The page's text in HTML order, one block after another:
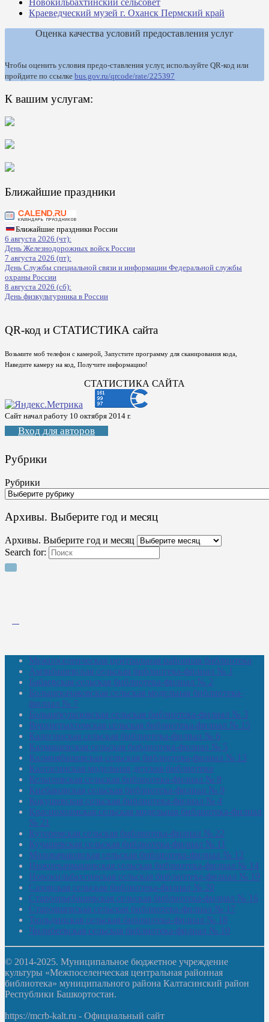
Новокильбахтинский сельсовет
Краеведческий музей г. Оханск Пермский край
Оценка качества условий предоставления услуг
Чтобы оценить условия предо-ставления услуг, используйте QR-код или
пройдите по ссылке bus.gov.ru/qrcode/rate/225397
К вашим услугам:
Ближайшие праздники
Ближайшие праздники России
6 августа 2026 (чт):
День Железнодорожных войск России
7 августа 2026 (пт):
День Службы специальной связи и информации Федеральной службы
охраны России
8 августа 2026 (сб):
День физкультурника в России
QR-код и СТАТИСТИКА сайта
Возьмите моб телефон с камерой, Запустите программу для сканирования кода,
Наведите камеру на код, Получите информацию!
СТАТИСТИКА САЙТА
Сайт начал работу 10 октября 2014 г.
Вход для авторов
Рубрики
Рубрики
Архивы. Выберите год и месяц
Архивы. Выберите год и месяц
Search for:
Межпоселенческая центральная районная библиотека
Амзибашевская сельская библиотека-филиал № 1
Бабаевская сельская библиотека-филиал № 2
Большекачаковская сельская модельная библиотека-
филиал № 7
Большекуразовская сельская библиотека-филиал № 3
Верхнетыхтемская сельская библиотека-филиал № 15
Калегинская сельская библиотека-филиал № 6
Калмашевская сельская библиотека-филиал № 5
Калмиябашевская сельская библиотека-филиал № 13
Калтасинская модельная детская библиотека
Кельтеевская сельская библиотека-филиал № 8
Киебаковская сельская библиотека-филиал № 9
Кокушевская сельская библиотека-филиал № 4
Краснохолмская сельская модельная библиотека-филиал
№ 21
Кутеремская сельская библиотека-филиал № 22
Кучашевская сельская библиотека-филиал № 11
Малокачаковская сельская библиотека-филиал № 12
Нижнекачмашевская сельская библиотека-филиал № 14
Новокильбахтинская сельская библиотека-филиал № 19
Сазовская сельская библиотека-филиал № 20
Староорьебашевская сельская библиотека-филиал № 16
Старояшевская сельская библиотека-филиал № 17
Тюльдинская сельская библиотека-филиал № 18
Чилибеевская сельская библиотека-филиал № 10
© 2014-2025. Муниципальное бюджетное учреждение
культуры «Межпоселенческая центральная районная
библиотека» муниципального района Калтасинский район
Республики Башкортостан.
https://mcrb-kalt.ru - Официальный сайт